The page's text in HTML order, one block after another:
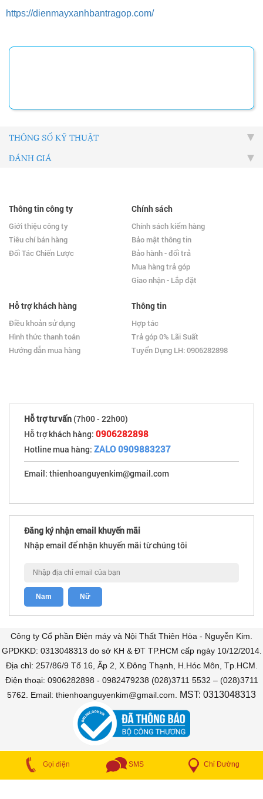
https://dienmayxanhbantragop.com/
THÔNG SỐ KỸ THUẬT
ĐÁNH GIÁ
Thông tin công ty
Giới thiệu công ty
Tiêu chí bán hàng
Đối Tác Chiến Lược
Chính sách
Chính sách kiểm hàng
Bảo mật thông tin
Bảo hành - đổi trả
Mua hàng trả góp
Giao nhận - Lắp đặt
Hỗ trợ khách hàng
Điều khoản sử dụng
Hình thức thanh toán
Hướng dẫn mua hàng
Thông tin
Hợp tác
Trả góp 0% Lãi Suất
Tuyển Dụng LH: 0906282898
Hỗ trợ tư vấn (7h00 - 22h00)
Hỗ trợ khách hàng: 0906282898
Hotline mua hàng: ZALO 0909883237
Email: thienhoanguyenkim@gmail.com
Đăng ký nhận email khuyến mãi
Nhập email để nhận khuyến mãi từ chúng tôi
Công ty Cổ phần Điện máy và Nội Thất Thiên Hòa - Nguyễn Kim.
GPDKKD: 0313048313 do sở KH & ĐT TP.HCM cấp ngày 10/12/2014.
Địa chỉ: 257/86/9 Tổ 16, Ấp 2, X.Đông Thạnh, H.Hóc Môn, Tp.HCM.
Điện thoại: 0906282898 - 0982479238 (028)3711 5532 – (028)3711
5762. Email: thienhoanguyenkim@gmail.com. MST: 0313048313
COPYRIGHT © 2018 Bán trả góp. All Rights Reserved
Gọi điện SMS Chỉ Đường